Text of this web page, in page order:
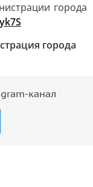
города
города
канал